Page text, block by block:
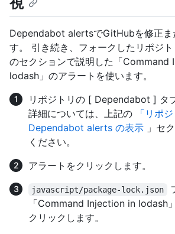
Dependabot alertsでGitHubを修正ま
す。 引き続き、フォークしたリポジ
のセクションで説明した「Command
lodash」のアラートを使います。
リポジトリの [ Dependabot ] タ
詳細については、上記の
「リポ
Dependabot alerts の表示 」セ
ください。
アラートをクリックします。
javascript/package-lock.json
「Command Injection in lodash
クリックします。